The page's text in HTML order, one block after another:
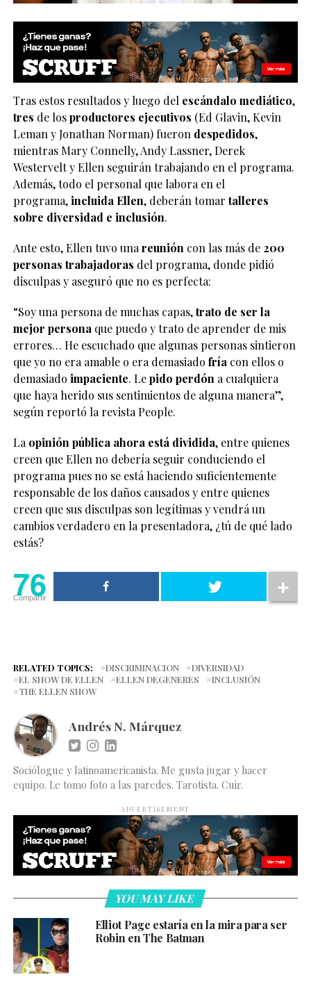
Tras estos resultados y luego del escándalo mediático,
tres de losproductores ejecutivos (Ed Glavin, Kevin
Leman y Jonathan Norman) fueron despedidos,
mientras Mary Connelly, Andy Lassner, Derek
Westervelt y Ellen seguirán trabajando en el programa.
Además, todo el personal que labora en el
programa,incluida Ellen, deberán tomartalleres
sobre diversidad e inclusión.
Ante esto, Ellen tuvo una reunión con las más de200
personas trabajadoras del programa, donde pidió
disculpas y aseguró que no es perfecta:
“Soy una persona de muchas capas,trato de ser la
mejor persona que puedo y trato de aprender de mis
errores… He escuchado que algunas personas sintieron
que yo no era amable o era demasiado fría con ellos o
demasiado impaciente. Lepido perdón a cualquiera
que haya herido sus sentimientos de alguna manera”,
según reportó la revista People.
La opinión pública ahora está dividida, entre quienes
creen que Ellen no debería seguir conduciendo el
programa pues no se está haciendo suficientemente
responsable de los daños causados y entre quienes
creen que sus disculpas son legítimas y vendrá un
cambios verdadero en la presentadora, ¿tú de qué lado
estás?
76
Compartir
RELATED TOPICS: DISCRIMINACION
DIVERSIDAD
EL SHOW DE ELLEN
ELLEN DEGENERES
INCLUSIÓN
THE ELLEN SHOW
Andrés N. Márquez
Sociólogue y latinoamericanista. Me gusta jugar y hacer
equipo. Le tomo foto a las paredes. Tarotista. Cuir.
ADVERTISEMENT
YOU MAY LIKE
Elliot Page estaría en la mira para ser
Robin en The Batman